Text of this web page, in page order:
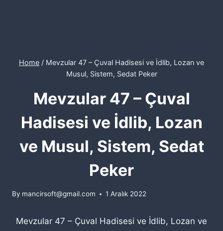
Home / Mevzular 47 – Çuval Hadisesi ve İdlib, Lozan ve
Musul, Sistem, Sedat Peker
Mevzular 47 – Çuval
Hadisesi ve İdlib, Lozan
ve Musul, Sistem, Sedat
Peker
By mancirsoft@gmail.com 1 Aralık 2022
Mevzular 47 – Çuval Hadisesi ve İdlib, Lozan ve